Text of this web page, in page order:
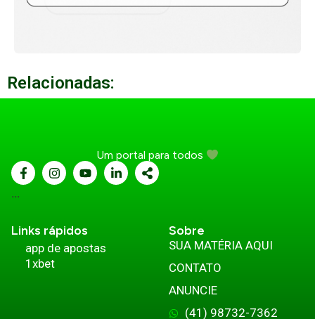
Relacionadas:
Um portal para todos
...
Links rápidos
app de apostas
1xbet
Sobre
SUA MATÉRIA AQUI
CONTATO
ANUNCIE
(41) 98732-7362